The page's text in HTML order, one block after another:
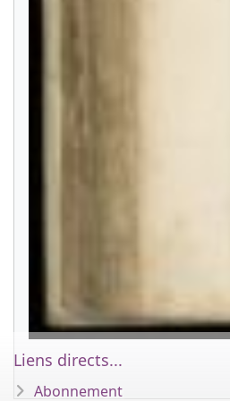
Liens directs...
Abonnement